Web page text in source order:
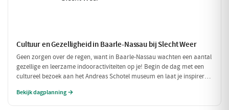
Cultuur en Gezelligheid in Baarle-Nassau bij Slecht Weer
Geen zorgen over de regen, want in Baarle-Nassau wachten een aantal
gezellige en leerzame indooractiviteiten op je! Begin de dag met een
cultureel bezoek aan het Andreas Schotel museum en laat je inspireren
knusse Grand Café De Beerze voordat je weer verder gaat met een
Bekijk dagplanning →